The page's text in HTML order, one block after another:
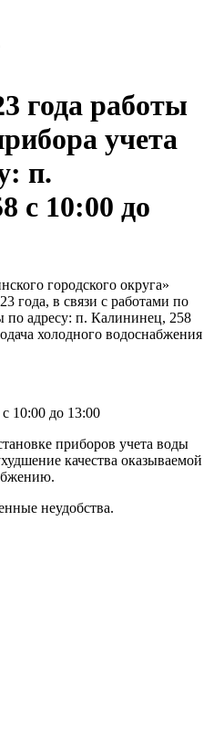
года работы
учета
п.
с 10:00 до
городского округа»
года, в связи с работами по
по адресу: п. Калининец, 258
холодного водоснабжения
10:00 до 13:00
приборов учета воды
качества оказываемой
неудобства.